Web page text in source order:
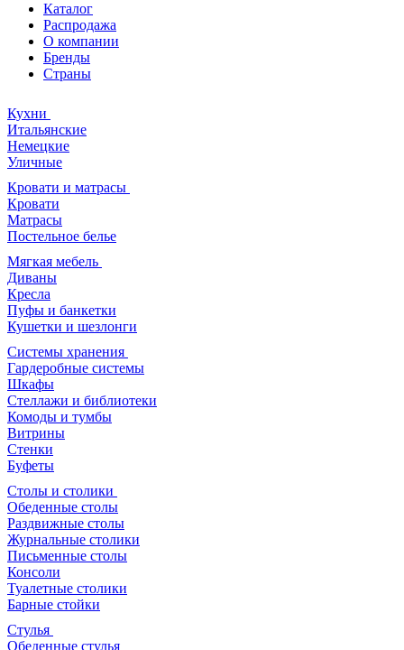
Каталог
Распродажа
О компании
Бренды
Страны
Кухни
Итальянские
Немецкие
Уличные
Кровати и матрасы
Кровати
Матрасы
Постельное белье
Мягкая мебель
Диваны
Кресла
Пуфы и банкетки
Кушетки и шезлонги
Системы хранения
Гардеробные системы
Шкафы
Стеллажи и библиотеки
Комоды и тумбы
Витрины
Стенки
Буфеты
Столы и столики
Обеденные столы
Раздвижные столы
Журнальные столики
Письменные столы
Консоли
Туалетные столики
Барные стойки
Стулья
Обеденные стулья